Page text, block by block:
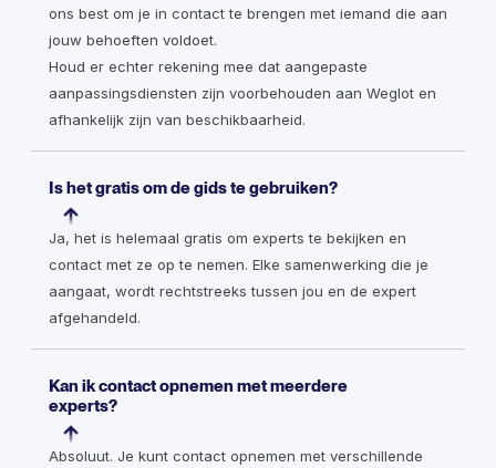
ons best om je in contact te brengen met iemand die aan
jouw behoeften voldoet.
Houd er echter rekening mee dat aangepaste
aanpassingsdiensten zijn voorbehouden aan Weglot en
afhankelijk zijn van beschikbaarheid.
Is het gratis om de gids te gebruiken?
Ja, het is helemaal gratis om experts te bekijken en
contact met ze op te nemen. Elke samenwerking die je
aangaat, wordt rechtstreeks tussen jou en de expert
afgehandeld.
Kan ik contact opnemen met meerdere
experts?
Absoluut. Je kunt contact opnemen met verschillende